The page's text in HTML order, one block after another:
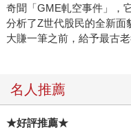
奇聞「GME軋空事件」，
分析了Z世代股民的全新面
大賺一筆之前，給予最古
名人推薦
★好評推薦★